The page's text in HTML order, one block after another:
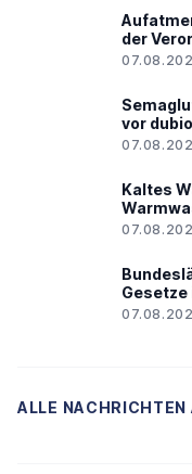
der
vor
Kaltes
ALLE NACHRICHTEN